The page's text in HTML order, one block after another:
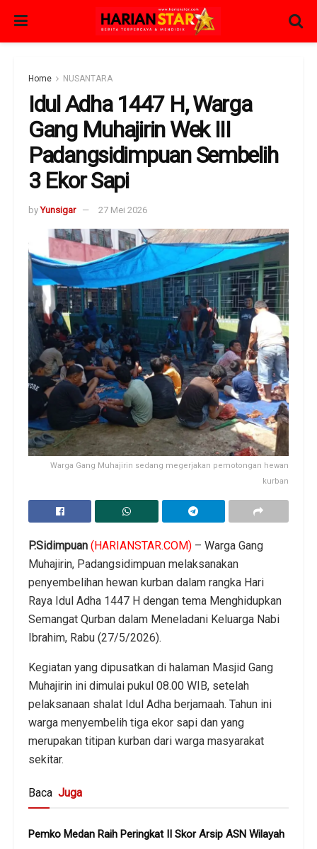
Home NUSANTARA
Idul Adha 1447 H, Warga
Gang Muhajirin Wek III
Padangsidimpuan Sembelih
3 Ekor Sapi
by Yunsigar 27 Mei 2026
Warga Gang Muhajirin sedang megerjakan pemotongan hewan
kurban
P.Sidimpuan (HARIANSTAR.COM) – Warga Gang
Muhajirin, Padangsidimpuan melaksanakan
penyembelihan hewan kurban dalam rangka Hari
Raya Idul Adha 1447 H dengan tema Menghidupkan
Semangat Qurban dalam Meneladani Keluarga Nabi
Ibrahim, Rabu (27/5/2026).
Kegiatan yang dipusatkan di halaman Masjid Gang
Muhajirin ini dimulai pukul 08.00 WIB, setelah
pelaksanaan shalat Idul Adha berjamaah. Tahun ini
warga menyembelih tiga ekor sapi dan yang
merupakan titipan kurban dari warga masyarakat
sekitar.
Baca Juga
Pemko Medan Raih Peringkat II Skor Arsip ASN Wilayah